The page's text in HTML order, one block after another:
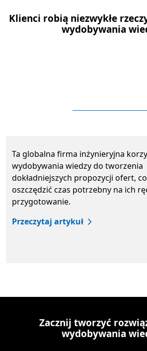
Klienci robią niezwykłe
wydobywania
Ta globalna firma inżynieryjna
wydobywania wiedzy do tworzenia
dokładniejszych propozycji ofert,
oszczędzić czas potrzebny na ich
przygotowanie.
Przeczytaj artykuł
Zacznij tworzyć
wydobywania